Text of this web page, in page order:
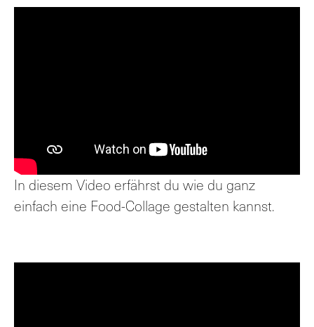
In diesem Video erfährst du wie du ganz
einfach eine Food-Collage gestalten kannst.